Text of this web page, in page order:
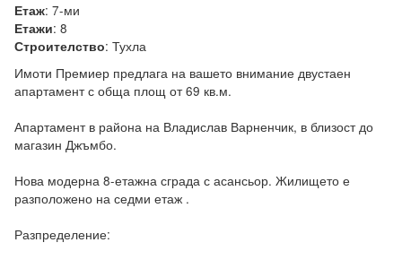
Етаж: 7-ми
Етажи: 8
Строителство: Тухла
Имоти Премиер предлага на вашето внимание двустаен
апартамент с обща площ от 69 кв.м.
Апартамент в района на Владислав Варненчик, в близост до
магазин Джъмбо.
Нова модерна 8-етажна сграда с асансьор. Жилището е
разположено на седми етаж .
Разпределение: